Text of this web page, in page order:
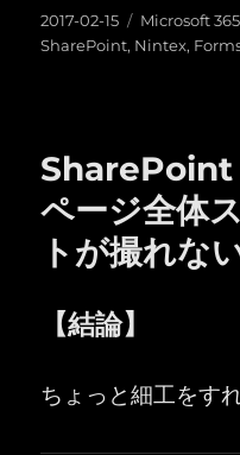
投
稿
2017-02-15
カ
テ
Microsoft
SharePoint, Nintex,
SharePoint
ページ全体
トが撮れな
【結論】
ちょっと細工をす